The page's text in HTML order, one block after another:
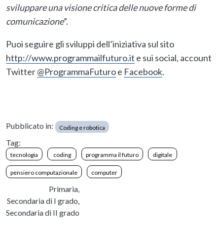
sviluppare una visione critica delle nuove forme di
comunicazione”.
Puoi seguire gli sviluppi dell’iniziativa sul sito
http://www.programmailfuturo.it e sui social, account
Twitter@ProgrammaFuturoe Facebook.
Pubblicato in: Coding e robotica
Tag:
tecnologia coding programma il futuro digitale
pensiero computazionale computer
Primaria,
Secondaria di I grado,
Secondaria di II grado